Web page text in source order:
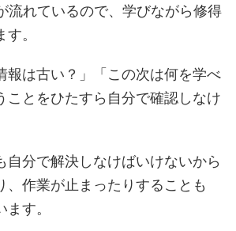
流れているので、学びながら修得
。
報は古い？」「この次は何を学べ
ことをひたすら自分で確認しなけ
自分で解決しなけばいけないから
、作業が止まったりすることも
す。